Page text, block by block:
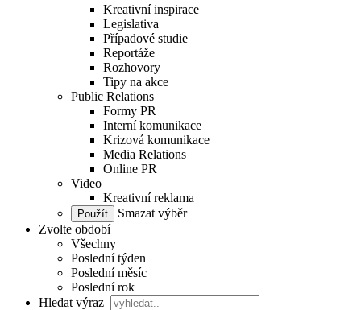
Kreativní inspirace
Legislativa
Případové studie
Reportáže
Rozhovory
Tipy na akce
Public Relations
Formy PR
Interní komunikace
Krizová komunikace
Media Relations
Online PR
Video
Kreativní reklama
Smazat výběr
Zvolte období
Všechny
Poslední týden
Poslední měsíc
Poslední rok
Hledat výraz